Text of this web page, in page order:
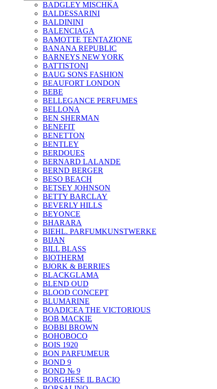
BADGLEY MISCHKA
BALDESSARINI
BALDININI
BALENCIAGA
BAMOTTE TENTAZIONE
BANANA REPUBLIC
BARNEYS NEW YORK
BATTISTONI
BAUG SONS FASHION
BEAUFORT LONDON
BEBE
BELLEGANCE PERFUMES
BELLONA
BEN SHERMAN
BENEFIT
BENETTON
BENTLEY
BERDOUES
BERNARD LALANDE
BERND BERGER
BESO BEACH
BETSEY JOHNSON
BETTY BARCLAY
BEVERLY HILLS
BEYONCE
BHARARA
BIEHL. PARFUMKUNSTWERKE
BIJAN
BILL BLASS
BIOTHERM
BJORK & BERRIES
BLACKGLAMA
BLEND OUD
BLOOD CONCEPT
BLUMARINE
BOADICEA THE VICTORIOUS
BOB MACKIE
BOBBI BROWN
BOHOBOCO
BOIS 1920
BON PARFUMEUR
BOND 9
BOND № 9
BORGHESE IL BACIO